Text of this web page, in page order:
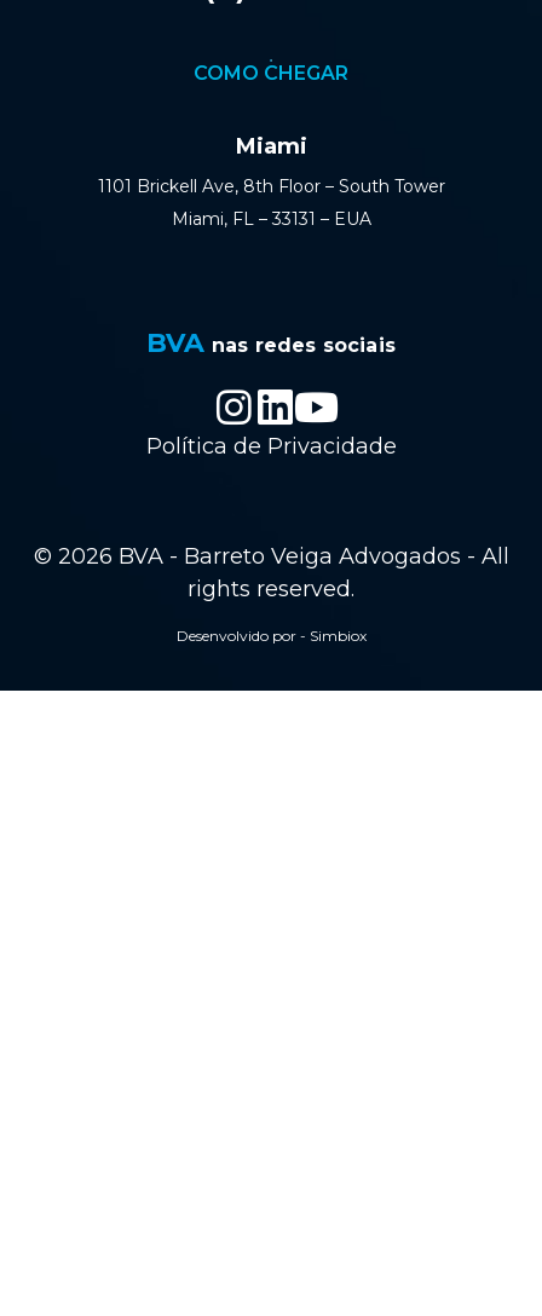
COMO CHEGAR
Miami
1101 Brickell Ave, 8th Floor – South Tower
Miami, FL – 33131 – EUA
BVA nas redes sociais
Política de Privacidade
© 2026 BVA - Barreto Veiga Advogados - All
rights reserved.
Desenvolvido por - Simbiox